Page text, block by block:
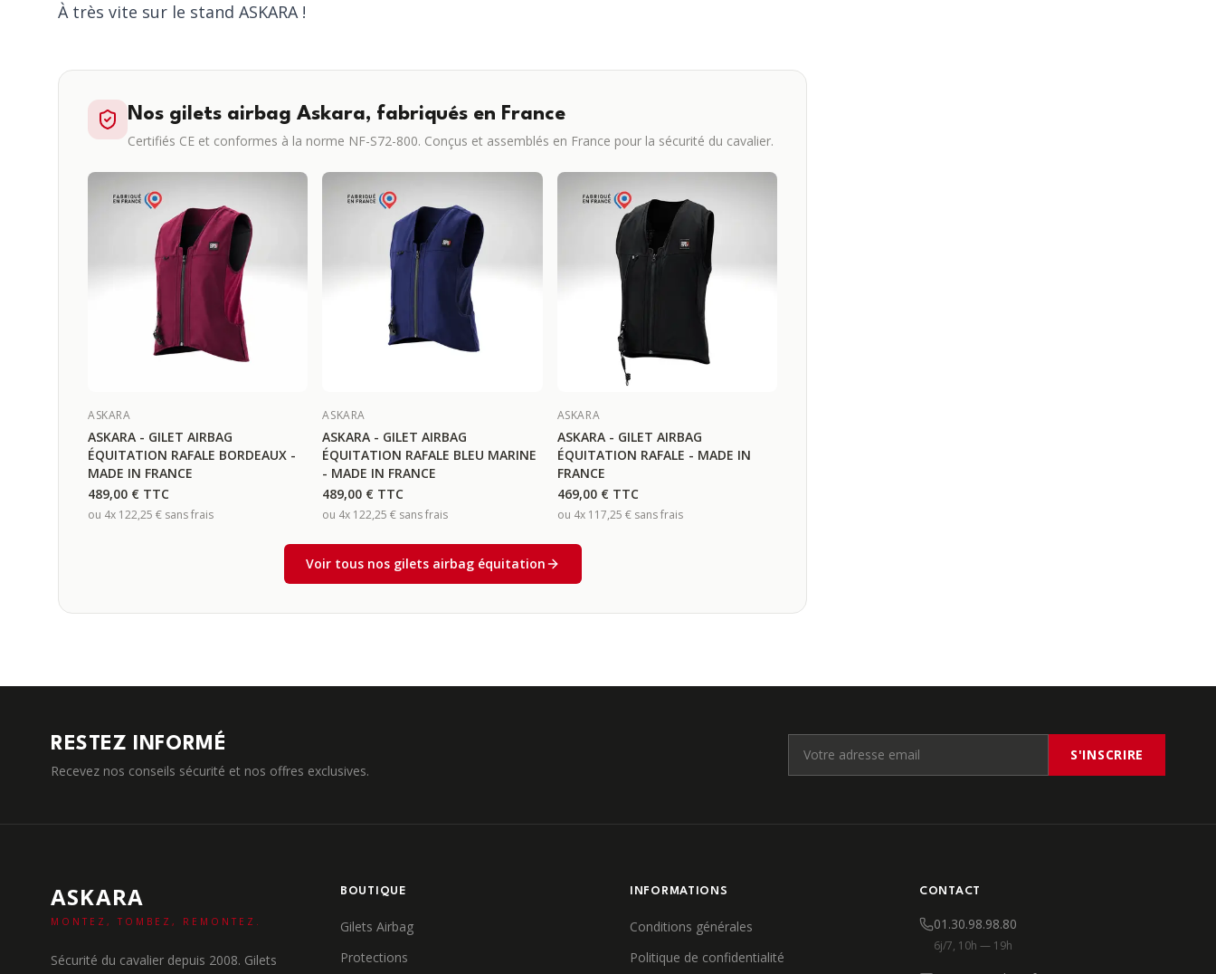
À très vite sur le stand ASKARA !
Nos gilets airbag Askara, fabriqués en France
Certifiés CE et conformes à la norme NF-S72-800. Conçus et assemblés en France pour la sécurité du cavalier.
ASKARA
ASKARA - GILET AIRBAG
ÉQUITATION RAFALE BORDEAUX -
MADE IN FRANCE
489,00 € TTC
ou 4x 122,25 € sans frais
ASKARA
ASKARA - GILET AIRBAG
ÉQUITATION RAFALE BLEU MARINE
- MADE IN FRANCE
489,00 € TTC
ou 4x 122,25 € sans frais
ASKARA
ASKARA - GILET AIRBAG
ÉQUITATION RAFALE - MADE IN
FRANCE
469,00 €TTC
ou 4x 117,25 €sans frais
Voir tous nos gilets airbag équitation
RESTEZ INFORMÉ
Recevez nos conseils sécurité et nos offres exclusives.
S'INSCRIRE
ASKARA
MONTEZ, TOMBEZ, REMONTEZ.
Sécurité du cavalier depuis 2008. Gilets
BOUTIQUE
Gilets Airbag
Protections
INFORMATIONS
Conditions générales
Politique de confidentialité
CONTACT
01.30.98.98.80
6j/7, 10h — 19h